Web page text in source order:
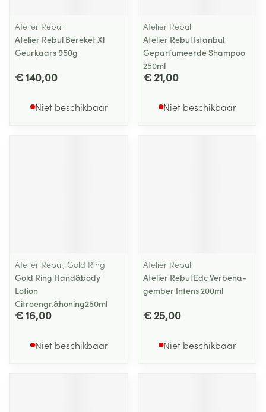
Atelier Rebul
Atelier Rebul Bereket Xl
Geurkaars 950g
€ 140,00
Niet beschikbaar
Atelier Rebul
Atelier Rebul Istanbul
Geparfumeerde Shampoo
250ml
€ 21,00
Niet beschikbaar
Atelier Rebul, Gold Ring
Gold Ring Hand&body
Lotion
Citroengr.&honing250ml
€ 16,00
Niet beschikbaar
Atelier Rebul
Atelier Rebul Edc Verbena-
gember Intens 200ml
€ 25,00
Niet beschikbaar